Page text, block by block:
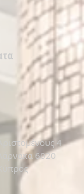
Αριστομένους 4
Λάρνακα 6020
Κύπρος